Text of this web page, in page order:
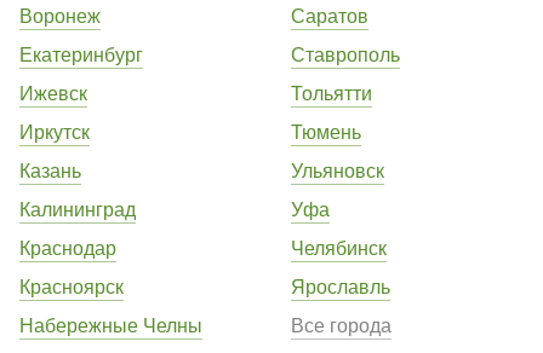
Воронеж
Екатеринбург
Ижевск
Иркутск
Казань
Калининград
Краснодар
Красноярск
Набережные Челны
Саратов
Ставрополь
Тольятти
Тюмень
Ульяновск
Уфа
Челябинск
Ярославль
Все города